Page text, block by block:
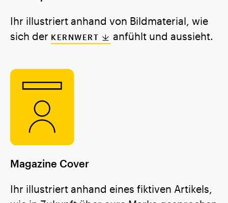
Ihr illustriert anhand von Bildmaterial, wie
sich der KERNWERT anfühlt und aussieht.
Magazine Cover
Ihr illustriert anhand eines fiktiven Artikels,